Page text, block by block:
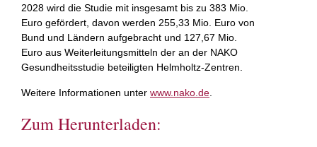
2028 wird die Studie mit insgesamt bis zu 383 Mio.
Euro gefördert, davon werden 255,33 Mio. Euro von
Bund und Ländern aufgebracht und 127,67 Mio.
Euro aus Weiterleitungsmitteln der an der NAKO
Gesundheitsstudie beteiligten Helmholtz-Zentren.
Weitere Informationen unter www.nako.de
Zum Herunterladen: